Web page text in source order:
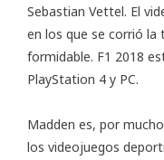
Sebastian Vettel. El
en los que se corrió la
formidable. F1 2018
PlayStation 4 y PC.
Madden es, por
los videojuegos